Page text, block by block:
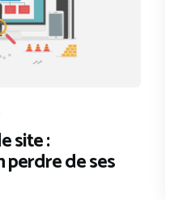
site :
perdre de ses